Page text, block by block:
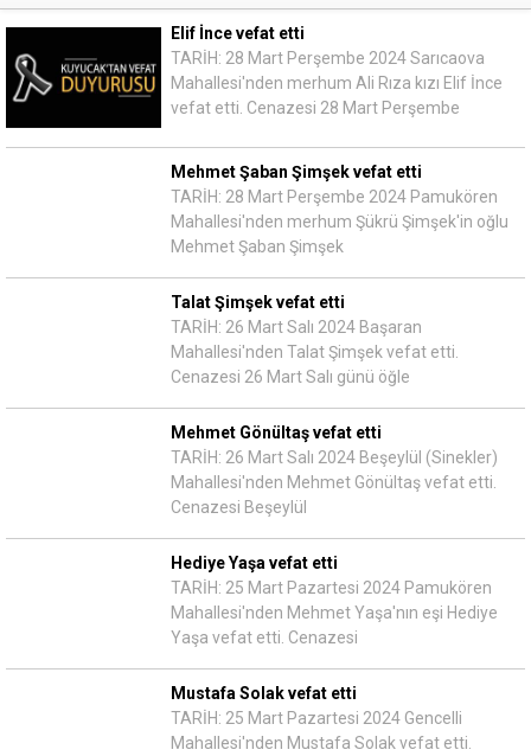
Elif İnce vefat etti
TARİH: 28 Mart Perşembe 2024 Sarıcaova
Mahallesi'nden merhum Ali Rıza kızı Elif İnce
vefat etti. Cenazesi 28 Mart Perşembe
Mehmet Şaban Şimşek vefat etti
TARİH: 28 Mart Perşembe 2024 Pamukören
Mahallesi'nden merhum Şükrü Şimşek'in oğlu
Mehmet Şaban Şimşek
Talat Şimşek vefat etti
TARİH: 26 Mart Salı 2024 Başaran
Mahallesi'nden Talat Şimşek vefat etti.
Cenazesi 26 Mart Salı günü öğle
Mehmet Gönültaş vefat etti
TARİH: 26 Mart Salı 2024 Beşeylül (Sinekler)
Mahallesi'nden Mehmet Gönültaş vefat etti.
Cenazesi Beşeylül
Hediye Yaşa vefat etti
TARİH: 25 Mart Pazartesi 2024 Pamukören
Mahallesi'nden Mehmet Yaşa'nın eşi Hediye
Yaşa vefat etti. Cenazesi
Mustafa Solak vefat etti
TARİH: 25 Mart Pazartesi 2024 Gencelli
Mahallesi'nden Mustafa Solak vefat etti.